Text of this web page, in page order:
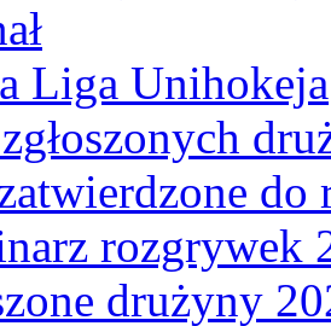
Liga Unihokeja
do
rozgrywek
drużyny